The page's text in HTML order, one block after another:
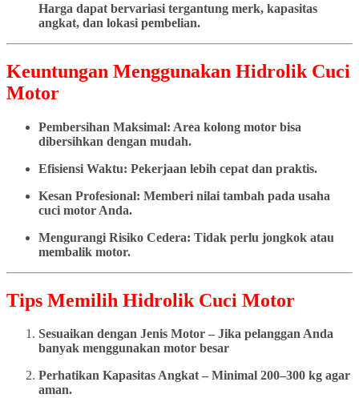
Harga dapat bervariasi tergantung merk, kapasitas
angkat, dan lokasi pembelian.
Keuntungan Menggunakan Hidrolik Cuci
Motor
Pembersihan Maksimal: Area kolong motor bisa
dibersihkan dengan mudah.
Efisiensi Waktu: Pekerjaan lebih cepat dan praktis.
Kesan Profesional: Memberi nilai tambah pada usaha
cuci motor Anda.
Mengurangi Risiko Cedera: Tidak perlu jongkok atau
membalik motor.
Tips Memilih Hidrolik Cuci Motor
Sesuaikan dengan Jenis Motor – Jika pelanggan Anda
banyak menggunakan motor besar
Perhatikan Kapasitas Angkat – Minimal 200–300 kg agar
aman.